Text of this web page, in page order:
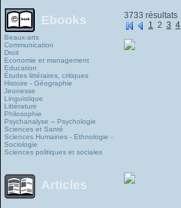
Ebooks
Beaux-arts
Communication
Droit
Economie et management
Education
Études littéraires, critiques
Histoire - Géographie
Jeunesse
Linguistique
Littérature
Philosophie
Psychanalyse – Psychologie
Sciences et Santé
Sciences Humaines - Ethnologie -
Sociologie
Sciences politiques et sociales
Articles
3733 résultats
1 2 3 4